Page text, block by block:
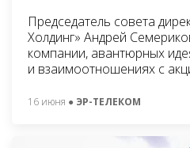
Председатель совета
Холдинг» Андрей
компании, авантюрных
и взаимоотношениях с
16 июня ● ЭР-ТЕЛЕКОМ